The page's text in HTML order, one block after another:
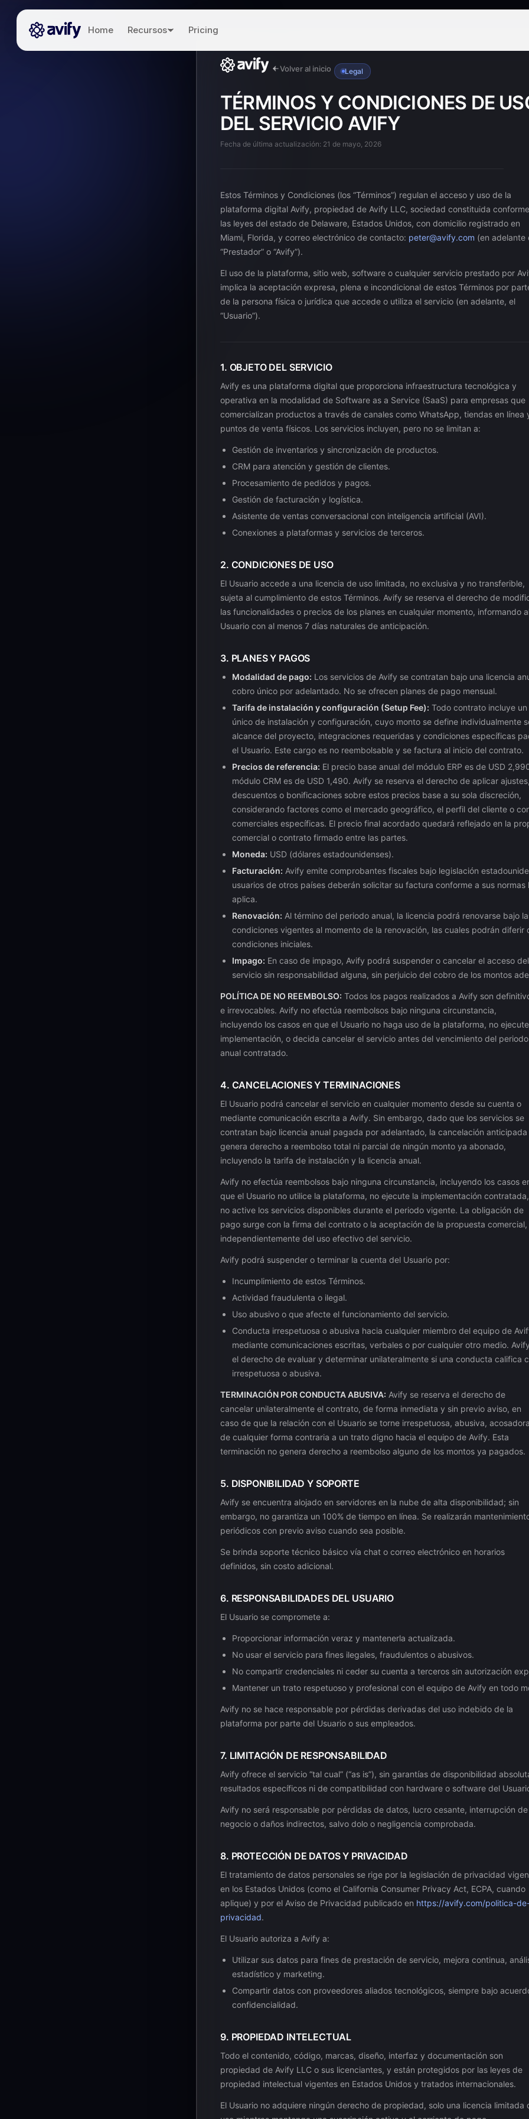
Home Recursos Pricing
Volver al inicio Legal
TÉRMINOS Y CONDICIONES DE
DEL SERVICIO AVIFY
Fecha de última actualización: 21 de mayo, 2026
Estos Términos y Condiciones (los “Términos”) regulan el acceso y uso de la
plataforma digital Avify, propiedad de Avify LLC, sociedad constituida
las leyes del estado de Delaware, Estados Unidos, con domicilio registrado en
Miami, Florida, y correo electrónico de contacto: peter@avify.com (en adelante
“Prestador” o “Avify”).
El uso de la plataforma, sitio web, software o cualquier servicio prestado por
implica la aceptación expresa, plena e incondicional de estos Términos por
de la persona física o jurídica que accede o utiliza el servicio (en adelante, el
“Usuario”).
1. OBJETO DEL SERVICIO
Avify es una plataforma digital que proporciona infraestructura tecnológica y
operativa en la modalidad de Software as a Service (SaaS) para empresas que
comercializan productos a través de canales como WhatsApp, tiendas en línea
puntos de venta físicos. Los servicios incluyen, pero no se limitan a:
Gestión de inventarios y sincronización de productos.
CRM para atención y gestión de clientes.
Procesamiento de pedidos y pagos.
Gestión de facturación y logística.
Asistente de ventas conversacional con inteligencia artificial (AVI).
Conexiones a plataformas y servicios de terceros.
2. CONDICIONES DE USO
El Usuario accede a una licencia de uso limitada, no exclusiva y no transferible,
sujeta al cumplimiento de estos Términos. Avify se reserva el derecho de
las funcionalidades o precios de los planes en cualquier momento, informando
Usuario con al menos 7 días naturales de anticipación.
3. PLANES Y PAGOS
Modalidad de pago: Los servicios de Avify se contratan bajo una licencia
cobro único por adelantado. No se ofrecen planes de pago mensual.
Tarifa de instalación y configuración (Setup Fee): Todo contrato incluye
único de instalación y configuración, cuyo monto se define individualmente
alcance del proyecto, integraciones requeridas y condiciones específicas
el Usuario. Este cargo es no reembolsable y se factura al inicio del contrato.
Precios de referencia: El precio base anual del módulo ERP es de USD
módulo CRM es de USD 1,490. Avify se reserva el derecho de aplicar ajustes,
descuentos o bonificaciones sobre estos precios base a su sola discreción,
considerando factores como el mercado geográfico, el perfil del cliente o
comerciales específicas. El precio final acordado quedará reflejado en la
comercial o contrato firmado entre las partes.
Moneda: USD (dólares estadounidenses).
Facturación: Avify emite comprobantes fiscales bajo legislación
usuarios de otros países deberán solicitar su factura conforme a sus normas
aplica.
Renovación: Al término del periodo anual, la licencia podrá renovarse bajo
condiciones vigentes al momento de la renovación, las cuales podrán diferir
condiciones iniciales.
Impago: En caso de impago, Avify podrá suspender o cancelar el acceso
servicio sin responsabilidad alguna, sin perjuicio del cobro de los montos
POLÍTICA DE NO REEMBOLSO: Todos los pagos realizados a Avify son
e irrevocables. Avify no efectúa reembolsos bajo ninguna circunstancia,
incluyendo los casos en que el Usuario no haga uso de la plataforma, no
implementación, o decida cancelar el servicio antes del vencimiento del periodo
anual contratado.
4. CANCELACIONES Y TERMINACIONES
El Usuario podrá cancelar el servicio en cualquier momento desde su cuenta o
mediante comunicación escrita a Avify. Sin embargo, dado que los servicios se
contratan bajo licencia anual pagada por adelantado, la cancelación anticipada
genera derecho a reembolso total ni parcial de ningún monto ya abonado,
incluyendo la tarifa de instalación y la licencia anual.
Avify no efectúa reembolsos bajo ninguna circunstancia, incluyendo los casos
que el Usuario no utilice la plataforma, no ejecute la implementación
no active los servicios disponibles durante el periodo vigente. La obligación de
pago surge con la firma del contrato o la aceptación de la propuesta comercial,
independientemente del uso efectivo del servicio.
Avify podrá suspender o terminar la cuenta del Usuario por:
Incumplimiento de estos Términos.
Actividad fraudulenta o ilegal.
Uso abusivo o que afecte el funcionamiento del servicio.
Conducta irrespetuosa o abusiva hacia cualquier miembro del equipo de
mediante comunicaciones escritas, verbales o por cualquier otro medio.
el derecho de evaluar y determinar unilateralmente si una conducta califica
irrespetuosa o abusiva.
TERMINACIÓN POR CONDUCTA ABUSIVA: Avify se reserva el derecho de
cancelar unilateralmente el contrato, de forma inmediata y sin previo aviso, en
caso de que la relación con el Usuario se torne irrespetuosa, abusiva,
de cualquier forma contraria a un trato digno hacia el equipo de Avify. Esta
terminación no genera derecho a reembolso alguno de los montos ya pagados.
5. DISPONIBILIDAD Y SOPORTE
Avify se encuentra alojado en servidores en la nube de alta disponibilidad; sin
embargo, no garantiza un 100% de tiempo en línea. Se realizarán
periódicos con previo aviso cuando sea posible.
Se brinda soporte técnico básico vía chat o correo electrónico en horarios
definidos, sin costo adicional.
6. RESPONSABILIDADES DEL USUARIO
El Usuario se compromete a:
Proporcionar información veraz y mantenerla actualizada.
No usar el servicio para fines ilegales, fraudulentos o abusivos.
No compartir credenciales ni ceder su cuenta a terceros sin autorización
Mantener un trato respetuoso y profesional con el equipo de Avify en todo
Avify no se hace responsable por pérdidas derivadas del uso indebido de la
plataforma por parte del Usuario o sus empleados.
7. LIMITACIÓN DE RESPONSABILIDAD
Avify ofrece el servicio “tal cual” (“as is”), sin garantías de disponibilidad
resultados específicos ni de compatibilidad con hardware o software del
Avify no será responsable por pérdidas de datos, lucro cesante, interrupción de
negocio o daños indirectos, salvo dolo o negligencia comprobada.
8. PROTECCIÓN DE DATOS Y PRIVACIDAD
El tratamiento de datos personales se rige por la legislación de privacidad
en los Estados Unidos (como el California Consumer Privacy Act, ECPA, cuando
aplique) y por el Aviso de Privacidad publicado en https://avify.com/politica-
privacidad.
El Usuario autoriza a Avify a:
Utilizar sus datos para fines de prestación de servicio, mejora continua,
estadístico y marketing.
Compartir datos con proveedores aliados tecnológicos, siempre bajo
confidencialidad.
9. PROPIEDAD INTELECTUAL
Todo el contenido, código, marcas, diseño, interfaz y documentación son
propiedad de Avify LLC o sus licenciantes, y están protegidos por las leyes de
propiedad intelectual vigentes en Estados Unidos y tratados internacionales.
El Usuario no adquiere ningún derecho de propiedad, solo una licencia limitada